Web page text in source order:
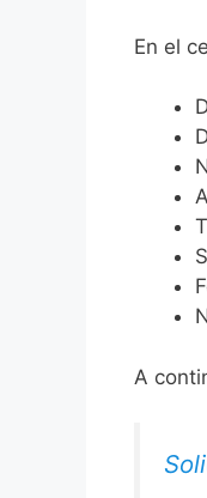
En el
A